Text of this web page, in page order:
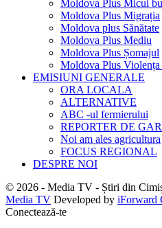
Moldova Plus Micul
Moldova Plus Migrația
Moldova plus Sănătate
Moldova Plus Mediu
Moldova Plus Șomajul
Moldova Plus Violența
EMISIUNI GENERALE
ORA LOCALA
ALTERNATIVE
ABC -ul fermierului
REPORTER DE
Noi am ales agricultura
FOCUS REGIONAL
DESPRE NOI
© 2026 - Media TV - Știri din
Media TV Developed by iForward
Conectează-te